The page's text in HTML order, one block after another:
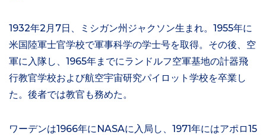
1932年2月7日、ミシガン州ジャクソン生まれ。1955年に
米国陸軍士官学校で軍事科学の学士号を取得。その後、空
軍に入隊し、1965年までにランドルフ空軍基地の計器飛
行教官学校および航空宇宙研究パイロット学校を卒業し
た。後者では教官も務めた。
ワーデンは1966年にNASAに入局し、1971年にはアポロ15